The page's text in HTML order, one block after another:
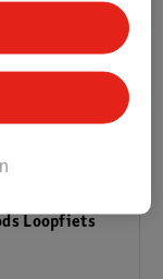
Loopfiets